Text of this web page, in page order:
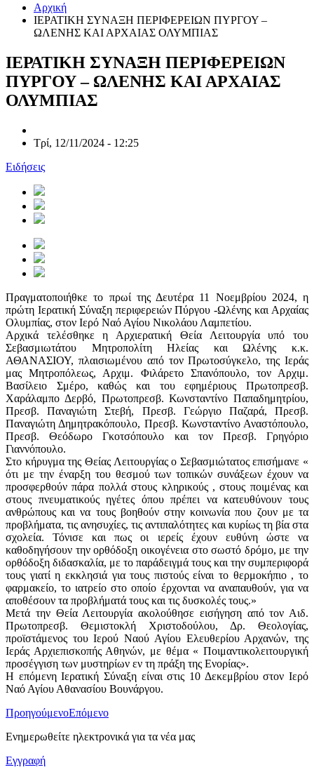
Αρχική
ΙΕΡΑΤΙΚΗ ΣΥΝΑΞΗ ΠΕΡΙΦΕΡΕΙΩΝ ΠΥΡΓΟΥ –
ΩΛΕΝΗΣ ΚΑΙ ΑΡΧΑΙΑΣ ΟΛΥΜΠΙΑΣ
ΙΕΡΑΤΙΚΗ ΣΥΝΑΞΗ ΠΕΡΙΦΕΡΕΙΩΝ
ΠΥΡΓΟΥ – ΩΛΕΝΗΣ ΚΑΙ ΑΡΧΑΙΑΣ
ΟΛΥΜΠΙΑΣ
Τρί, 12/11/2024 - 12:25
Ειδήσεις
Πραγματοποιήθκε το πρωί της Δευτέρα 11 Νοεμβρίου 2024, η
πρώτη Ιερατική Σύναξη περιφερειών Πύργου -Ωλένης και Αρχαίας
Ολυμπίας, στον Ιερό Ναό Αγίου Νικολάου Λαμπετίου.
Αρχικά τελέσθηκε η Αρχιερατική Θεία Λειτουργία υπό του
Σεβασμιωτάτου Μητροπολίτη Ηλείας και Ωλένης κ.κ.
ΑΘΑΝΑΣΙΟΥ, πλαισιωμένου από τον Πρωτοσύγκελο, της Ιεράς
μας Μητροπόλεως, Αρχιμ. Φιλάρετο Σπανόπουλο, τον Αρχιμ.
Βασίλειο Σμέρο, καθώς και του εφημέριους Πρωτοπρεσβ.
Χαράλαμπο Δερβό, Πρωτοπρεσβ. Κωνσταντίνο Παπαδημητρίου,
Πρεσβ. Παναγιώτη Στεβή, Πρεσβ. Γεώργιο Παζαρά, Πρεσβ.
Παναγιώτη Δημητρακόπουλο, Πρεσβ. Κωνσταντίνο Αναστόπουλο,
Πρεσβ. Θεόδωρο Γκοτσόπουλο και τον Πρεσβ. Γρηγόριο
Γιαννόπουλο.
Στο κήρυγμα της Θείας Λειτουργίας ο Σεβασμιώτατος επισήμανε «
ότι με την έναρξη του θεσμού των τοπικών συνάξεων έχουν να
προσφερθούν πάρα πολλά στους κληρικούς , στους ποιμένας και
στους πνευματικούς ηγέτες όπου πρέπει να κατευθύνουν τους
ανθρώπους και να τους βοηθούν στην κοινωνία που ζουν με τα
προβλήματα, τις ανησυχίες, τις αντιπαλότητες και κυρίως τη βία στα
σχολεία. Τόνισε και πως οι ιερείς έχουν ευθύνη ώστε να
καθοδηγήσουν την ορθόδοξη οικογένεια στο σωστό δρόμο, με την
ορθόδοξη διδασκαλία, με το παράδειγμά τους και την συμπεριφορά
τους γιατί η εκκλησιά για τους πιστούς είναι το θερμοκήπιο , το
φαρμακείο, το ιατρείο στο οποίο έρχονται να αναπαυθούν, για να
αποθέσουν τα προβλήματά τους και τις δυσκολές τους.»
Μετά την Θεία Λειτουργία ακολούθησε εισήγηση από τον Αιδ.
Πρωτοπρεσβ. Θεμιστοκλή Χριστοδούλου, Δρ. Θεολογίας,
προϊστάμενος του Ιερού Ναού Αγίου Ελευθερίου Αρχανών, της
Ιεράς Αρχιεπισκοπής Αθηνών, με θέμα « Ποιμαντικολειτουργική
προσέγγιση των μυστηρίων εν τη πράξη της Ενορίας».
Η επόμενη Ιερατική Σύναξη είναι στις 10 Δεκεμβρίου στον Ιερό
Ναό Αγίου Αθανασίου Βουνάργου.
ΠροηγούμενοΕπόμενο
Ενημερωθείτε ηλεκτρονικά για τα νέα μας
Εγγραφή